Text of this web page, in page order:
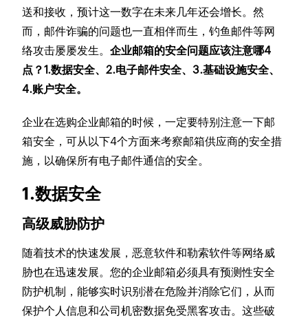
送和接收，预计这一数字在未来几年还会增长。然
而，邮件诈骗的问题也一直相伴而生，钓鱼邮件等网
络攻击屡屡发生。企业邮箱的安全问题应该注意哪4
点？1.数据安全、2.电子邮件安全、3.基础设施安全、
4.账户安全。
企业在选购企业邮箱的时候，一定要特别注意一下邮
箱安全，可从以下4个方面来考察邮箱供应商的安全措
施，以确保所有电子邮件通信的安全。
1.数据安全
高级威胁防护
随着技术的快速发展，恶意软件和勒索软件等网络威
胁也在迅速发展。您的企业邮箱必须具有预测性安全
防护机制，能够实时识别潜在危险并消除它们，从而
保护个人信息和公司机密数据免受黑客攻击。这些破